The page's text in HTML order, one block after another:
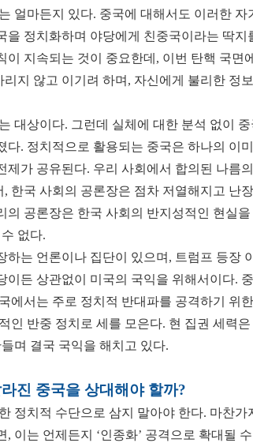
얼마든지 있다. 중국에 대해서도 이러한
정치화하며 야당에게 친중국이라는 딱
지속되는 것이 중요한데, 이번 탄핵 국
지 않고 이기려 하며, 자신에게 불리한
대상이다. 그런데 실체에 대한 분석 없이
. 정치적으로 활용되는 중국은 하나의 이
가 공유된다. 우리 사회에서 합의된 나름
한국 사회의 공론장은 점차 저열해지고 난
공론장은 한국 사회의 반지성적인 현실
없다.
는 언론이나 집단이 있으며, 트럼프 등장
든 상관없이 미국의 국익을 위해서이다.
에서는 주로 정치적 반대파를 공격하기 위
인 반중 정치로 세를 모은다. 현 집권 세력
며 결국 국익을 해치고 있다.
진 중국을 상대해야 할까?
정치적 수단으로 삼지 말아야 한다. 마찬
이는 언제든지 ‘인종화’ 공격으로 확대될